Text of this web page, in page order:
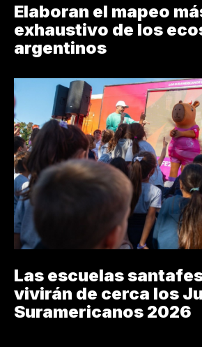
Elaboran el mapeo
exhaustivo de los
argentinos
Las escuelas
vivirán de cerca los
Suramericanos 2026